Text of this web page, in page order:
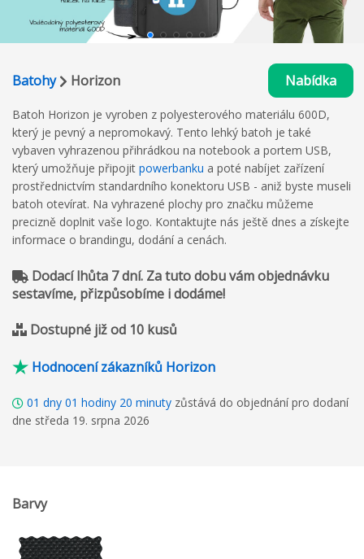
Batohy Horizon Nabídka
Batoh Horizon je vyroben z polyesterového materiálu 600D,
který je pevný a nepromokavý. Tento lehký batoh je také
vybaven vyhrazenou přihrádkou na notebook a portem USB,
který umožňuje připojit powerbanku a poté nabíjet zařízení
prostřednictvím standardního konektoru USB - aniž byste museli
batoh otevírat. Na vyhrazené plochy pro značku můžeme
precizně doplnit vaše logo. Kontaktujte nás ještě dnes a získejte
informace o brandingu, dodání a cenách.
Dodací lhůta 7 dní. Za tuto dobu vám objednávku
sestavíme, přizpůsobíme i dodáme!
Dostupné již od 10 kusů
Hodnocení zákazníků Horizon
01 dny 01 hodiny 20 minuty zůstává do objednání pro dodaní
dne středa 19. srpna 2026
Barvy